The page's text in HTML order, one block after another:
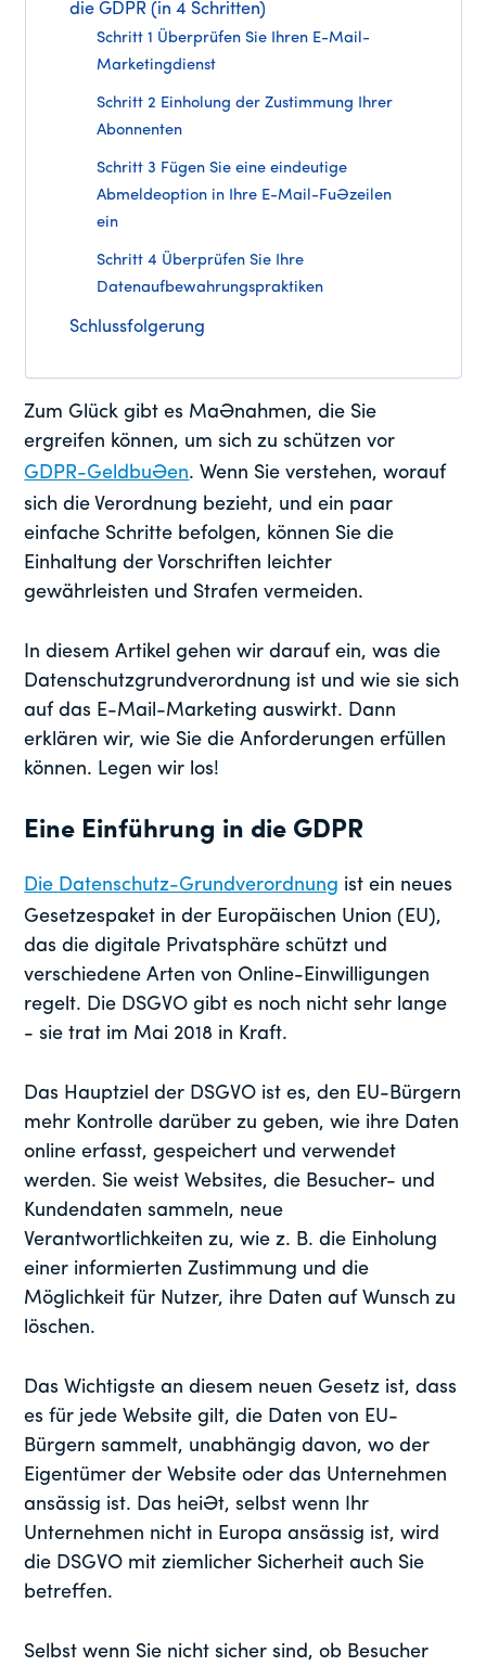
die GDPR (in 4 Schritten)
Schritt 1 Überprüfen Sie Ihren E-Mail-
Marketingdienst
Schritt 2 Einholung der Zustimmung Ihrer
Abonnenten
Schritt 3 Fügen Sie eine eindeutige
Abmeldeoption in Ihre E-Mail-Fußzeilen
ein
Schritt 4 Überprüfen Sie Ihre
Datenaufbewahrungspraktiken
Schlussfolgerung
Zum Glück gibt es Maßnahmen, die Sie
ergreifen können, um sich zu schützen vor
GDPR-Geldbußen. Wenn Sie verstehen, worauf
sich die Verordnung bezieht, und ein paar
einfache Schritte befolgen, können Sie die
Einhaltung der Vorschriften leichter
gewährleisten und Strafen vermeiden.
In diesem Artikel gehen wir darauf ein, was die
Datenschutzgrundverordnung ist und wie sie sich
auf das E-Mail-Marketing auswirkt. Dann
erklären wir, wie Sie die Anforderungen erfüllen
können. Legen wir los!
Eine Einführung in die GDPR
Die Datenschutz-Grundverordnung ist ein neues
Gesetzespaket in der Europäischen Union (EU),
das die digitale Privatsphäre schützt und
verschiedene Arten von Online-Einwilligungen
regelt. Die DSGVO gibt es noch nicht sehr lange
- sie trat im Mai 2018 in Kraft.
Das Hauptziel der DSGVO ist es, den EU-Bürgern
mehr Kontrolle darüber zu geben, wie ihre Daten
online erfasst, gespeichert und verwendet
werden. Sie weist Websites, die Besucher- und
Kundendaten sammeln, neue
Verantwortlichkeiten zu, wie z. B. die Einholung
einer informierten Zustimmung und die
Möglichkeit für Nutzer, ihre Daten auf Wunsch zu
löschen.
Das Wichtigste an diesem neuen Gesetz ist, dass
es für jede Website gilt, die Daten von EU-
Bürgern sammelt, unabhängig davon, wo der
Eigentümer der Website oder das Unternehmen
ansässig ist. Das heißt, selbst wenn Ihr
Unternehmen nicht in Europa ansässig ist, wird
die DSGVO mit ziemlicher Sicherheit auch Sie
betreffen.
Selbst wenn Sie nicht sicher sind, ob Besucher